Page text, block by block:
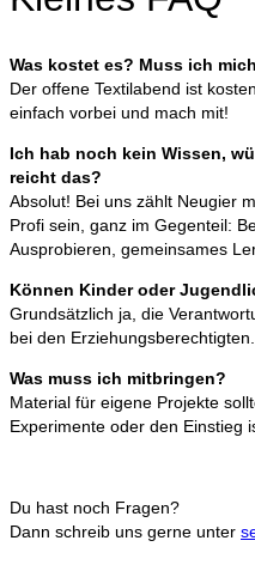
Was kostet es? Muss ich
Der offene Textilabend ist
einfach vorbei und mach mit!
Ich hab noch kein Wissen,
reicht das?
Absolut! Bei uns zählt Neugier
Profi sein, ganz im Gegenteil:
Ausprobieren, gemeinsames
Können Kinder oder
Grundsätzlich ja, die
bei den Erziehungsberechtigten.
Was muss ich mitbringen?
Material für eigene Projekte
Experimente oder den Einstieg
Du hast noch Fragen?
Dann schreib uns gerne unter